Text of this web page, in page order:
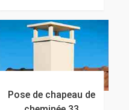
Pose de chapeau de